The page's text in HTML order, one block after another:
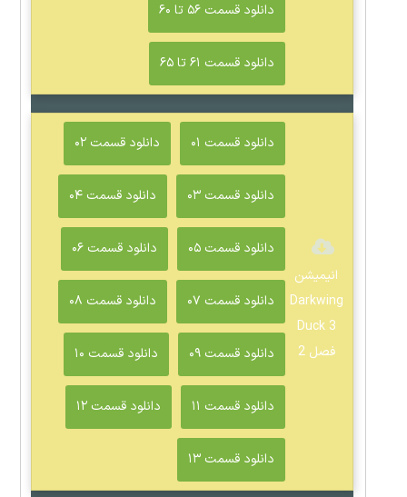
دانلود قسمت ۵۶ تا ۶۰
دانلود قسمت ۶۱ تا ۶۵
انیمیشن
Darkwing
Duck 3
فصل 2
دانلود قسمت ۰۱ دانلود قسمت ۰۲
دانلود قسمت ۰۳ دانلود قسمت ۰۴
دانلود قسمت ۰۵ دانلود قسمت ۰۶
دانلود قسمت ۰۷ دانلود قسمت ۰۸
دانلود قسمت ۰۹ دانلود قسمت ۱۰
دانلود قسمت ۱۱ دانلود قسمت ۱۲
دانلود قسمت ۱۳